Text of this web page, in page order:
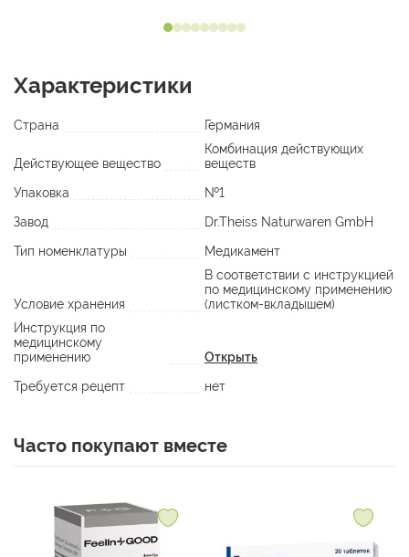
Характеристики
Страна Германия
Действующее вещество
Комбинация действующих
веществ
Упаковка
№1
Завод
Dr.Theiss Naturwaren GmbH
Тип номенклатуры
Медикамент
Условие хранения
В соответствии с инструкцией
по медицинскому применению
(листком-вкладышем)
Инструкция по
медицинскому
применению
Открыть
Требуется рецепт
нет
Часто покупают вместе